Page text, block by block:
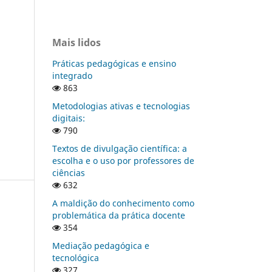
Mais lidos
Práticas pedagógicas e ensino
integrado
863
Metodologias ativas e tecnologias
digitais:
790
Textos de divulgação científica: a
escolha e o uso por professores de
ciências
632
A maldição do conhecimento como
problemática da prática docente
354
Mediação pedagógica e
tecnológica
327